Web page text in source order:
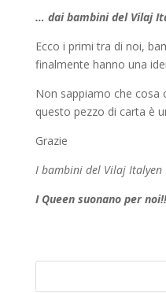
… dai bambini del Vilaj
Ecco i primi tra di noi,
finalmente hanno una
Non sappiamo che cosa
questo pezzo di carta è
Grazie
I bambini del Vilaj Italyen
I Queen suonano per